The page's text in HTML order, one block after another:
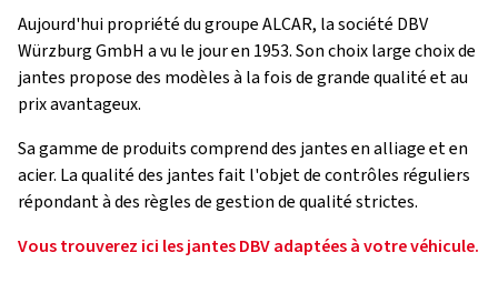
Aujourd'hui propriété du groupe ALCAR, la société DBV
Würzburg GmbH a vu le jour en 1953. Son choix large choix de
jantes propose des modèles à la fois de grande qualité et au
prix avantageux.
Sa gamme de produits comprend des jantes en alliage et en
acier. La qualité des jantes fait l'objet de contrôles réguliers
répondant à des règles de gestion de qualité strictes.
Vous trouverez ici les jantes DBV adaptées à votre véhicule.